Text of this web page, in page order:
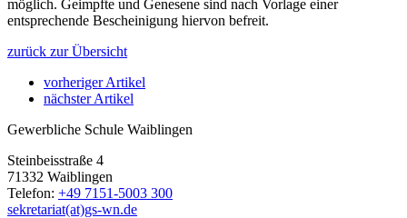
möglich. Geimpfte und Genesene sind nach Vorlage einer
entsprechende Bescheinigung hiervon befreit.
zurück zur Übersicht
vorheriger Artikel
nächster Artikel
Gewerbliche Schule Waiblingen
Steinbeisstraße 4
71332 Waiblingen
Telefon: +49 7151-5003 300
sekretariat(at)gs-wn.de